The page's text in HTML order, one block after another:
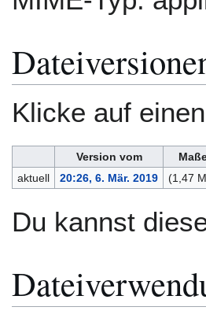
Klicke auf
Version vom
aktuell
20:26, 6. Mär. 2019 (1,47
Du kannst